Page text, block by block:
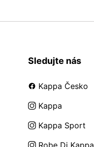
Sledujte nás
Kappa Česko
Kappa
Kappa Sport